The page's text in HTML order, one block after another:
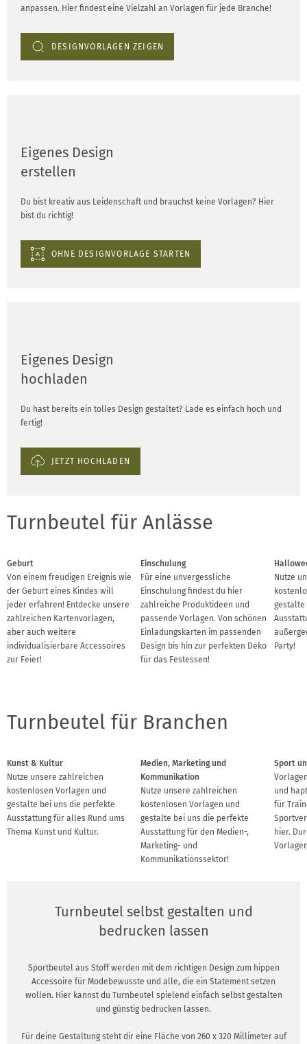
anpassen. Hier findest eine Vielzahl an Vorlagen für jede Branche!
DESIGNVORLAGEN ZEIGEN
Eigenes Design
erstellen
Du bist kreativ aus Leidenschaft und brauchst keine Vorlagen? Hier
bist du richtig!
OHNE DESIGNVORLAGE STARTEN
Eigenes Design
hochladen
Du hast bereits ein tolles Design gestaltet? Lade es einfach hoch und
fertig!
JETZT HOCHLADEN
Turnbeutel für Anlässe
Geburt
Von einem freudigen Ereignis wie
der Geburt eines Kindes will
jeder erfahren! Entdecke unsere
zahlreichen Kartenvorlagen,
aber auch weitere
individualisierbare Accessoires
zur Feier!
Einschulung
Für eine unvergessliche
Einschulung findest du hier
zahlreiche Produktideen und
passende Vorlagen. Von schönen
Einladungskarten im passenden
Design bis hin zur perfekten Deko
für das Festessen!
Nutze
gestalte
Party!
Turnbeutel für Branchen
Kunst & Kultur
Nutze unsere zahlreichen
kostenlosen Vorlagen und
gestalte bei uns die perfekte
Ausstattung für alles Rund ums
Thema Kunst und Kultur.
Medien, Marketing und
Kommunikation
Nutze unsere zahlreichen
kostenlosen Vorlagen und
gestalte bei uns die perfekte
Ausstattung für den Medien-,
Marketing- und
Kommunikationssektor!
Sport
und
für
hier.
Turnbeutel selbst gestalten und
bedrucken lassen
Sportbeutel aus Stoff werden mit dem richtigen Design zum hippen
Accessoire für Modebewusste und alle, die ein Statement setzen
wollen. Hier kannst du Turnbeutel spielend einfach selbst gestalten
und günstig bedrucken lassen.
Für deine Gestaltung steht dir eine Fläche von 260 x 320 Millimeter auf